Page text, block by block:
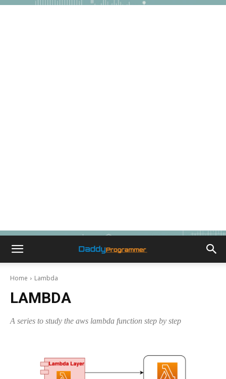
Home Lambda
LAMBDA
A series to study the aws lambda function step by step